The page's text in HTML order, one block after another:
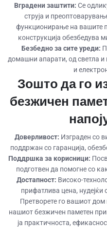
Вградени заштити: Се
струја и
функционирање на вашите
конструкција обезбедува
Безбедно за сите уреди:
домашни апарати, од светла и
и
Зошто да го
безжичен
Доверливост: Изграден со
поддржан со гаранција,
Поддршка за корисници:
подготвен да помогне со
Достапност: Високо-
прифатлива цена, нудејќи
Претворете го вашиот
нашиот безжичен паметен
ја практичноста,